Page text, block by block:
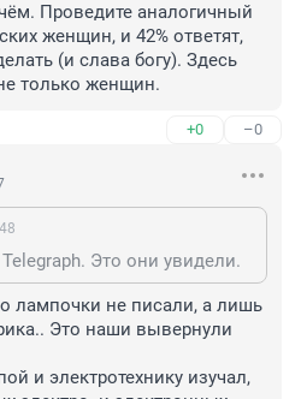
Проведите аналогичный
женщин, и 42% ответят,
(и слава богу). Здесь
только женщин.
+0 –0
Это они увидели.
лампочки не писали, а лишь
Это наши вывернули
и электротехнику изучал,